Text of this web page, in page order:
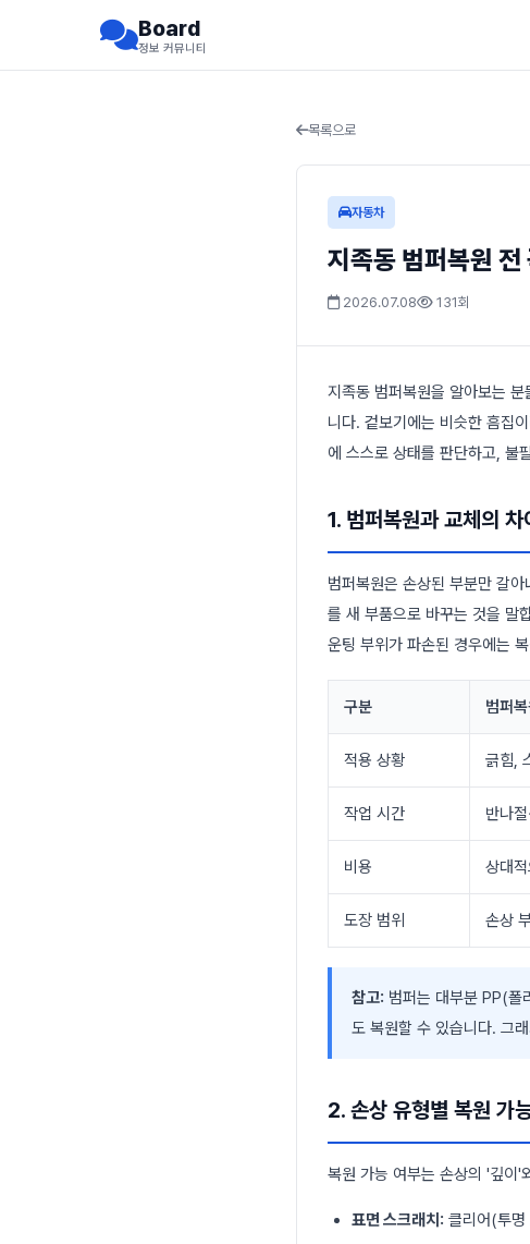
Board
정보 커뮤니티
목록으로
자동차
지족동 범퍼복원
2026.07.08 131회
지족동 범퍼복원을 알아보는
니다. 겉보기에는 비슷한 흠집
에 스스로 상태를 판단하고, 불
1. 범퍼복원과 교체의 차
범퍼복원은 손상된 부분만 갈
를 새 부품으로 바꾸는 것을 말
운팅 부위가 파손된 경우에는
구분 범퍼
적용 상황 긁힘,
작업 시간 반나
비용 상대
도장 범위 손상
참고: 범퍼는 대부분 PP(폴
도 복원할 수 있습니다. 그
2. 손상 유형별 복원 가
복원 가능 여부는 손상의 '깊이'
표면 스크래치: 클리어(투명